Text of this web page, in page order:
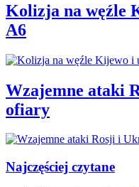
Kolizja na węźle
A6
Wzajemne ataki
ofiary
Najczęściej czytane